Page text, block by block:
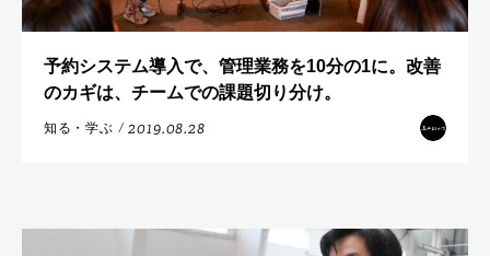
予約システム導入で、管理業務を10分の1に。改善
のカギは、チームでの課題切り分け。
知る・学ぶ / 2019.08.28